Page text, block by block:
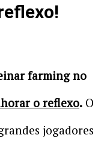
farming no
o reflexo. O
jogadores